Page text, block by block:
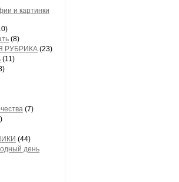
и картинки
(8)
РУБРИКА (23)
(11)
(7)
(44)
день